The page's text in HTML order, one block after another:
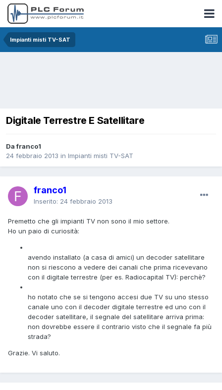
Impianti misti TV-SAT
Digitale Terrestre E Satellitare
Da franco1
24 febbraio 2013 in Impianti misti TV-SAT
franco1
Inserito: 24 febbraio 2013
Premetto che gli impianti TV non sono il mio settore.
Ho un paio di curiosità:
avendo installato (a casa di amici) un decoder satellitare
non si riescono a vedere dei canali che prima ricevevano
con il digitale terrestre (per es. Radiocapital TV): perchè?
ho notato che se si tengono accesi due TV su uno stesso
canale uno con il decoder digitale terrestre ed uno con il
decoder satellitare, il segnale del satellitare arriva prima:
non dovrebbe essere il contrario visto che il segnale fa più
strada?
Grazie. Vi saluto.